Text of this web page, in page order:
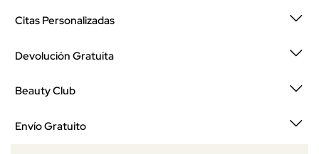
Citas Personalizadas
Devolución Gratuita
Beauty Club
Envío Gratuito